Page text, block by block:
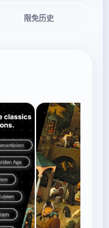
限免历史